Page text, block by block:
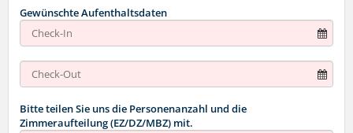
Gewünschte Aufenthaltsdaten
Bitte teilen Sie uns die Personenanzahl und die
Zimmeraufteilung (EZ/DZ/MBZ) mit.